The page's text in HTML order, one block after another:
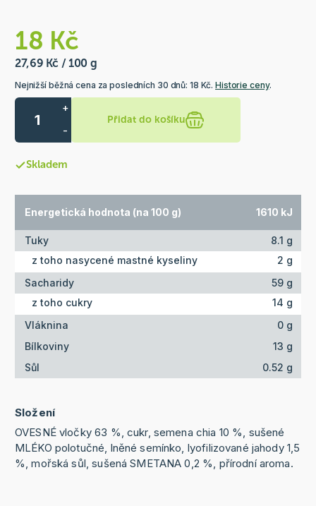
18 Kč
27,69 Kč / 100 g
Nejnižší běžná cena za posledních 30 dnů: 18 Kč.Historie ceny.
+
-
Přidat do košíku
Skladem
Energetická hodnota (na 100 g) 1610 kJ
Tuky
8.1 g
z toho nasycené mastné kyseliny
2 g
Sacharidy
59 g
z toho cukry
14 g
Vláknina
0 g
Bílkoviny
13 g
Sůl
0.52 g
Složení
OVESNÉ vločky 63 %, cukr, semena chia 10 %, sušené
MLÉKO polotučné, lněné semínko, lyofilizované jahody 1,5
%, mořská sůl, sušená SMETANA 0,2 %, přírodní aroma.